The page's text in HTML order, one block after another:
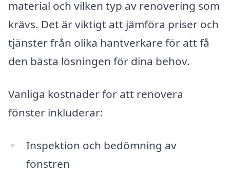
material och vilken typ av renovering som
krävs. Det är viktigt att jämföra priser och
tjänster från olika hantverkare för att få
den bästa lösningen för dina behov.
Vanliga kostnader för att renovera
fönster inkluderar:
Inspektion och bedömning av
fönstren